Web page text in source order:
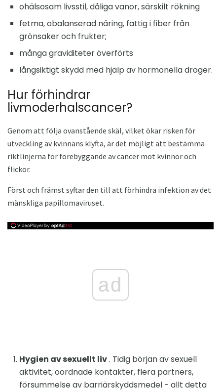
ohälsosam livsstil, dåliga vanor, särskilt rökning
fetma, obalanserad näring, fattig i fiber från
grönsaker och frukter;
många graviditeter överförts
långsiktigt skydd med hjälp av hormonella droger.
Hur förhindrar
livmoderhalscancer?
Genom att följa ovanstående skäl, vilket ökar risken för
utveckling av kvinnans klyfta, är det möjligt att bestämma
riktlinjerna för förebyggande av cancer mot kvinnor och
flickor.
Först och främst syftar den till att förhindra infektion av det
mänskliga papillomaviruset.
ad
Hygien av sexuellt liv. Tidig början av sexuell
aktivitet, oordnade kontakter, flera partners,
försummelse av barriärskyddsmedel - allt detta